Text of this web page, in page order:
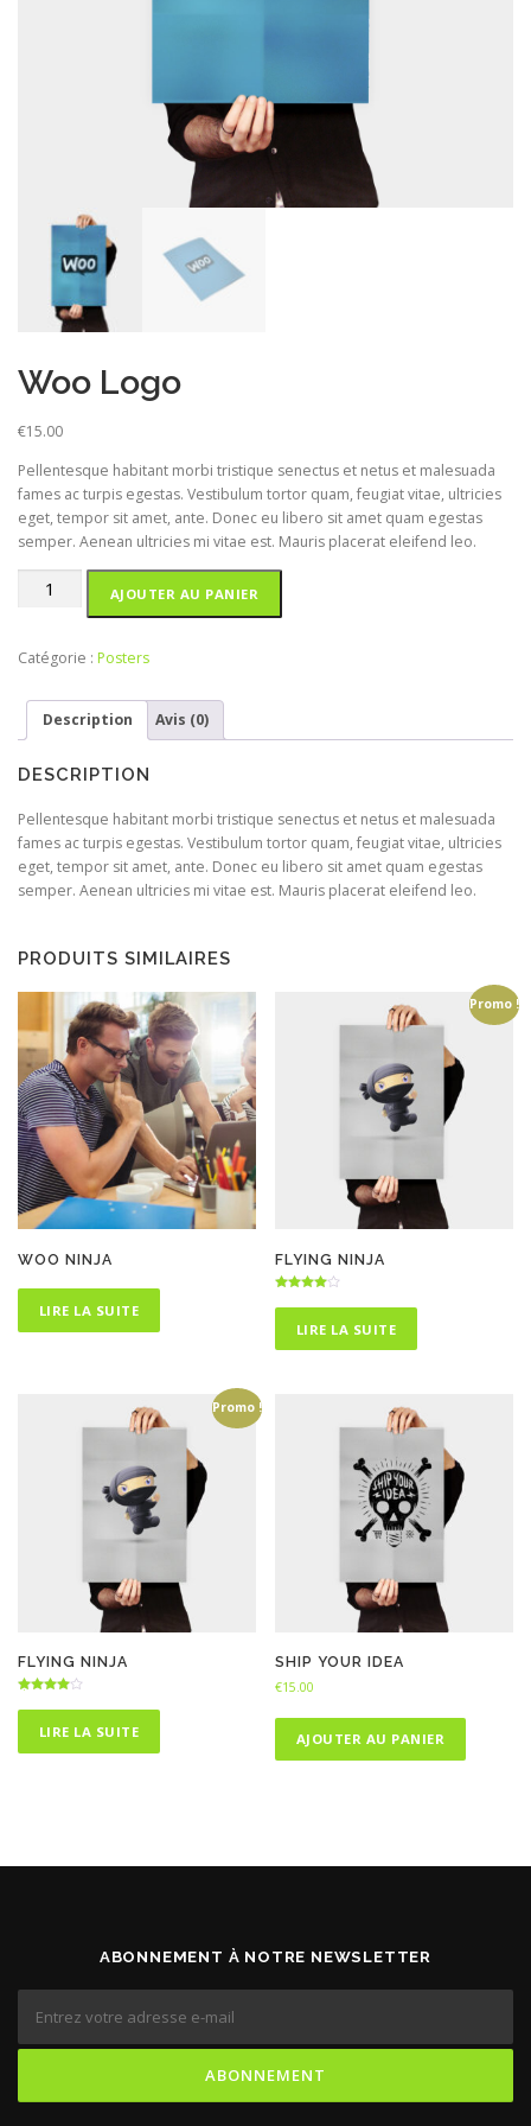
Woo Logo
€15.00
Pellentesque habitant morbi tristique senectus et netus et malesuada
fames ac turpis egestas. Vestibulum tortor quam, feugiat vitae, ultricies
eget, tempor sit amet, ante. Donec eu libero sit amet quam egestas
semper. Aenean ultricies mi vitae est. Mauris placerat eleifend leo.
quantité
Logo
AJOUTER AU PANIER
Catégorie : Posters
Description Avis (0)
DESCRIPTION
Pellentesque habitant morbi tristique senectus et netus et malesuada
fames ac turpis egestas. Vestibulum tortor quam, feugiat vitae, ultricies
eget, tempor sit amet, ante. Donec eu libero sit amet quam egestas
semper. Aenean ultricies mi vitae est. Mauris placerat eleifend leo.
PRODUITS SIMILAIRES
WOO NINJA
LIRE LA SUITE
Promo !
FLYING NINJA
4.00
sur 5LIRE LA SUITE
Promo !
FLYING NINJA
4.00
sur 5LIRE LA SUITE
SHIP YOUR IDEA
€15.00
AJOUTER AU PANIER
ABONNEMENT À NOTRE NEWSLETTER